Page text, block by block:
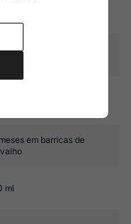
em barricas de
ml